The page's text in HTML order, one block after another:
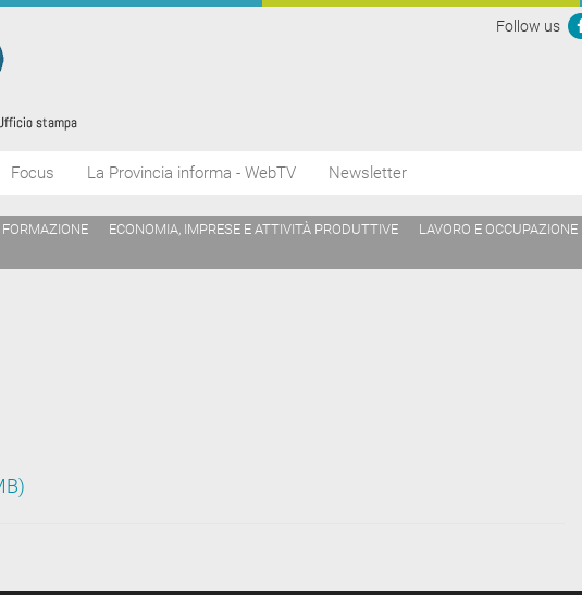
Follow us
Focus La Provincia informa - WebTV Newsletter
ECONOMIA, IMPRESE E ATTIVITÀ PRODUTTIVE LAVORO E OCCUPAZIONE